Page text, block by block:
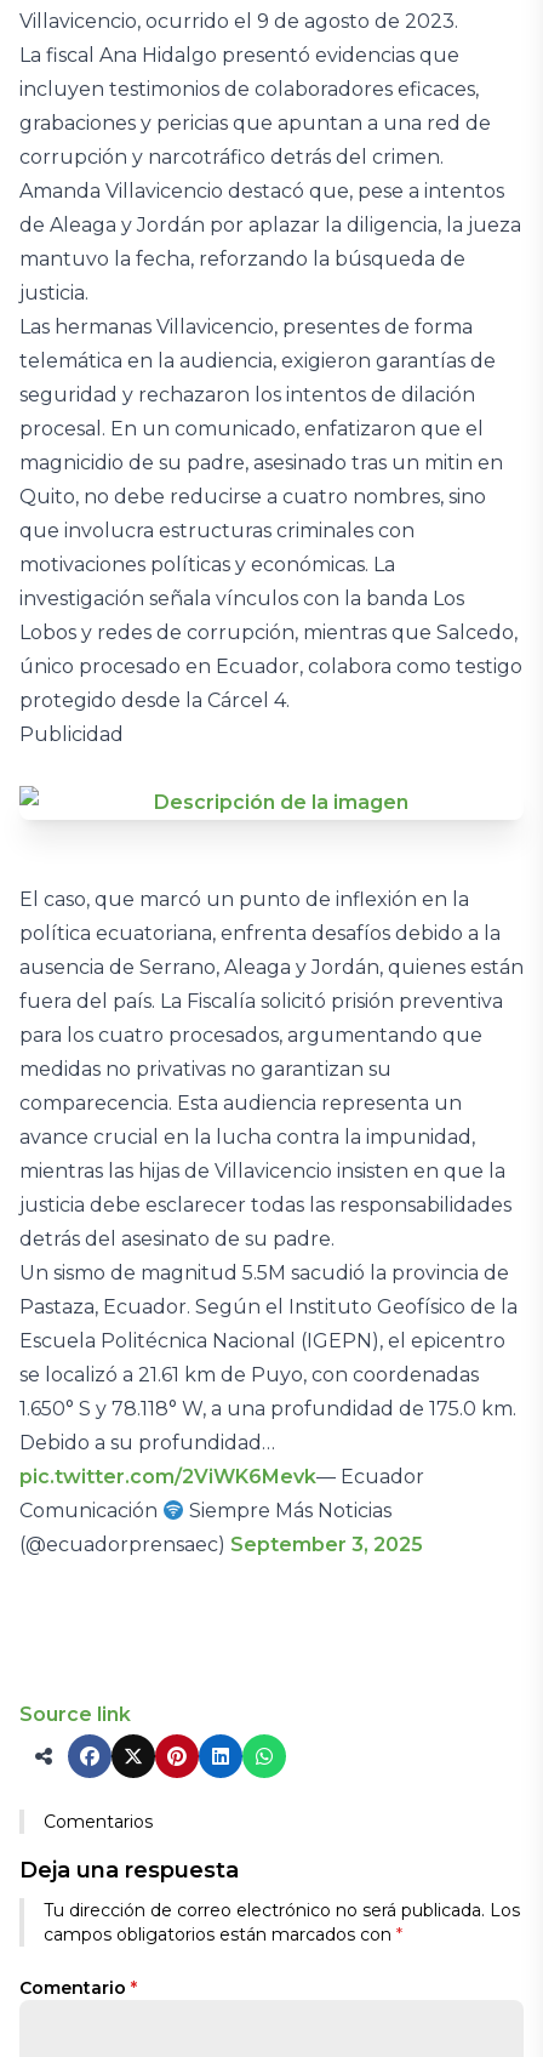
Villavicencio, ocurrido el 9 de agosto de 2023.
La fiscal Ana Hidalgo presentó evidencias que
incluyen testimonios de colaboradores eficaces,
grabaciones y pericias que apuntan a una red de
corrupción y narcotráfico detrás del crimen.
Amanda Villavicencio destacó que, pese a intentos
de Aleaga y Jordán por aplazar la diligencia, la jueza
mantuvo la fecha, reforzando la búsqueda de
justicia.
Las hermanas Villavicencio, presentes de forma
telemática en la audiencia, exigieron garantías de
seguridad y rechazaron los intentos de dilación
procesal. En un comunicado, enfatizaron que el
magnicidio de su padre, asesinado tras un mitin en
Quito, no debe reducirse a cuatro nombres, sino
que involucra estructuras criminales con
motivaciones políticas y económicas. La
investigación señala vínculos con la banda Los
Lobos y redes de corrupción, mientras que Salcedo,
único procesado en Ecuador, colabora como testigo
protegido desde la Cárcel 4.
Publicidad
El caso, que marcó un punto de inflexión en la
política ecuatoriana, enfrenta desafíos debido a la
ausencia de Serrano, Aleaga y Jordán, quienes están
fuera del país. La Fiscalía solicitó prisión preventiva
para los cuatro procesados, argumentando que
medidas no privativas no garantizan su
comparecencia. Esta audiencia representa un
avance crucial en la lucha contra la impunidad,
mientras las hijas de Villavicencio insisten en que la
justicia debe esclarecer todas las responsabilidades
detrás del asesinato de su padre.
Un sismo de magnitud 5.5M sacudió la provincia de
Pastaza, Ecuador. Según el Instituto Geofísico de la
Escuela Politécnica Nacional (IGEPN), el epicentro
se localizó a 21.61 km de Puyo, con coordenadas
1.650° S y 78.118° W, a una profundidad de 175.0 km.
Debido a su profundidad…
pic.twitter.com/2ViWK6Mevk— Ecuador
Comunicación
Siempre Más Noticias
(@ecuadorprensaec) September 3, 2025
Source link
Comentarios
Deja una respuesta
Tu dirección de correo electrónico no será publicada. Los
campos obligatorios están marcados con *
Comentario *
Alternative: